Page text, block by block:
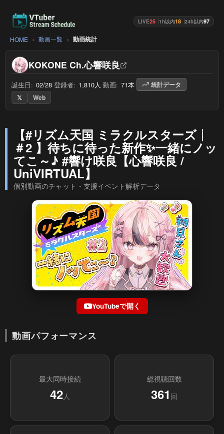
LIVE25 1h以内18 24h以内97
HOME 動画一覧 動画統計
KOKONE Ch.心響咲良
誕生日: 02/28 登録者: 1,810人 動画: 71本
統計データ
𝕏
Web
【#リズム天国 ミラクルスターズ┊
＃2 】待ちに待った新作✨一緒にノッ
てこ～♪ #響け咲良【心響咲良 /
UniVIRTUAL】
個別動画のチャット・支援イベント解析データ
YouTubeで開く
動画パフォーマンス
最大同時接続
42人
総視聴回数
361 回